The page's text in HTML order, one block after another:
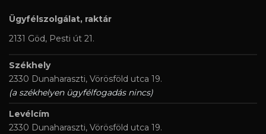
Ügyfélszolgálat, raktár
2131 Göd, Pesti út 21.
Székhely
2330 Dunaharaszti, Vörösföld utca 19.
(a székhelyen ügyfélfogadás nincs)
Levélcím
2330 Dunaharaszti, Vörösföld utca 19.